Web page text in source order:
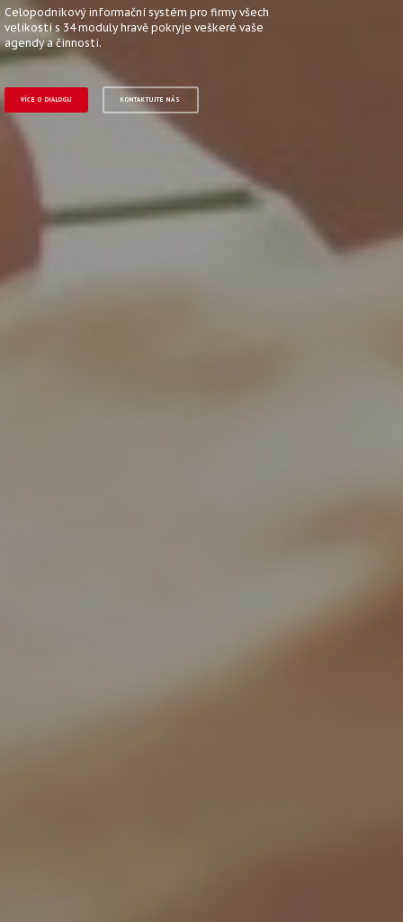
Celopodnikový informační systém pro firmy všech
velikostí s 34 moduly hravě pokryje veškeré vaše
agendy a činnosti.
VÍCE O DIALOGU KONTAKTUJTE NÁS